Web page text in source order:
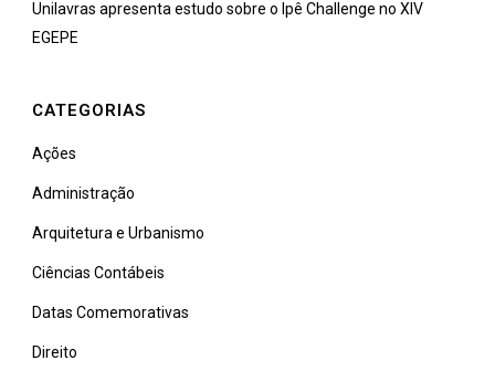
Unilavras apresenta estudo sobre o Ipê Challenge no XIV
EGEPE
CATEGORIAS
Ações
Administração
Arquitetura e Urbanismo
Ciências Contábeis
Datas Comemorativas
Direito